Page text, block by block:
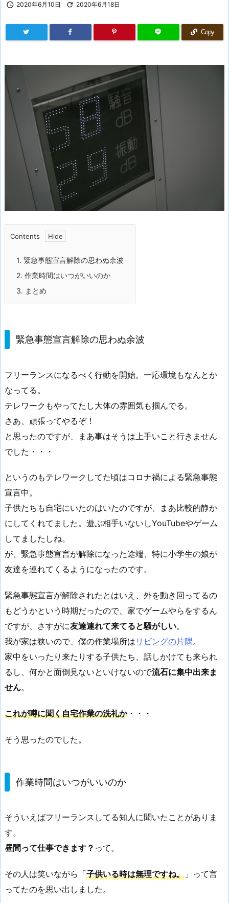
 2020年6月10日  2020年6月18日
Copy
Contents
1. 緊急事態宣言解除の思わぬ余波
2. 作業時間はいつがいいのか
3. まとめ
緊急事態宣言解除の思わぬ余波
フリーランスになるべく行動を開始。一応環境もなんとか
なってる。
テレワークもやってたし大体の雰囲気も掴んでる。
さあ、頑張ってやるぞ！
と思ったのですが、まあ事はそうは上手いこと行きません
でした・・・
というのもテレワークしてた頃はコロナ禍による緊急事態
宣言中。
子供たちも自宅にいたのはいたのですが、まあ比較的静か
にしてくれてました。遊ぶ相手いないしYouTubeやゲーム
してましたしね。
が、緊急事態宣言が解除になった途端、特に小学生の娘が
友達を連れてくるようになったのです。
緊急事態宣言が解除されたとはいえ、外を動き回ってるの
もどうかという時期だったので、家でゲームやらをするん
ですが、さすがに友達連れて来てると騒がしい。
我が家は狭いので、僕の作業場所は リビングの片隅。
家中をいったり来たりする子供たち、話しかけても来られ
るし、何かと面倒見ないといけないので流石に集中出来ま
せん。
これが噂に聞く自宅作業の洗礼か・・・
そう思ったのでした。
作業時間はいつがいいのか
そういえばフリーランスしてる知人に聞いたことがありま
す。
昼間って仕事できます？ って。
その人は笑いながら「子供いる時は無理ですね。 」って言
ってたのを思い出しました。